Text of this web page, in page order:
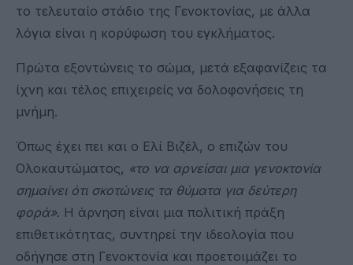
το τελευταίο στάδιο της Γενοκτονίας, με άλλα
λόγια είναι η κορύφωση του εγκλήματος.
Πρώτα εξοντώνεις το σώμα, μετά εξαφανίζεις τα
ίχνη και τέλος επιχειρείς να δολοφονήσεις τη
μνήμη.
Όπως έχει πει και ο Ελί Βιζέλ, ο επιζών του
Ολοκαυτώματος, «το να αρνείσαι μια γενοκτονία
σημαίνει ότι σκοτώνεις τα θύματα για δεύτερη
φορά». Η άρνηση είναι μια πολιτική πράξη
επιθετικότητας, συντηρεί την ιδεολογία που
οδήγησε στη Γενοκτονία και προετοιμάζει το